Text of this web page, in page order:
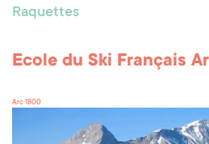
Raquettes
Ecole du Ski Français
Arc 1800